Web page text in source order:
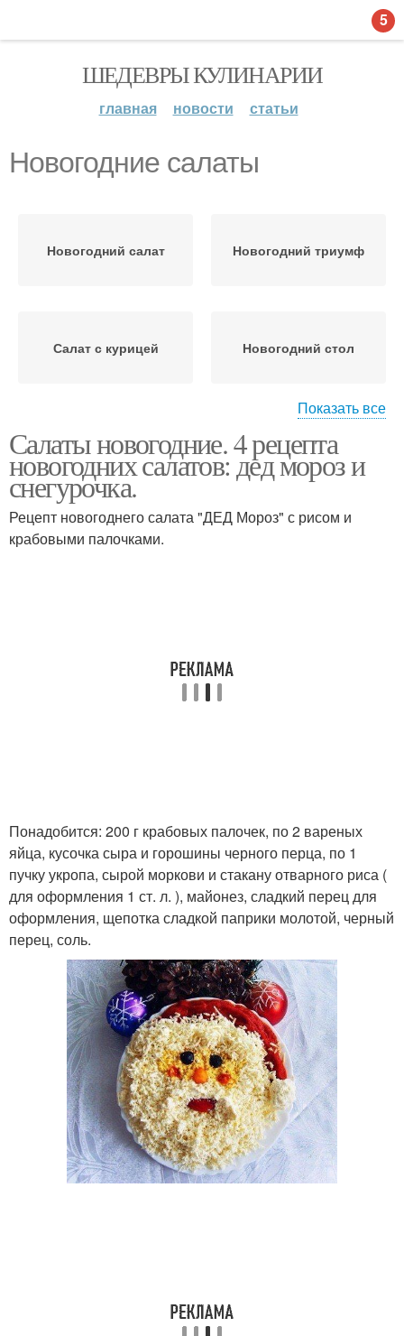
ШЕДЕВРЫ КУЛИНАРИИ
главная новости статьи
Новогодние салаты
Новогодний салат Новогодний триумф
Салат с курицей Новогодний стол
Праздничный салат Новогодний шар
Салат с мандаринами
Показать все
Салаты новогодние. 4 рецепта
новогодних салатов: дед мороз и
снегурочка.
Рецепт новогоднего салата "ДЕД Мороз" с рисом и
крабовыми палочками.
Понадобится: 200 г крабовых палочек, по 2 вареных
яйца, кусочка сыра и горошины черного перца, по 1
пучку укропа, сырой моркови и стакану отварного риса (
для оформления 1 ст. л. ), майонез, сладкий перец для
оформления, щепотка сладкой паприки молотой, черный
перец, соль.
5